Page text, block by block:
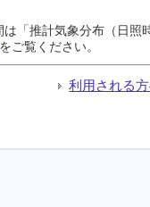
「推計気象分布（日
をご覧ください。
利用される